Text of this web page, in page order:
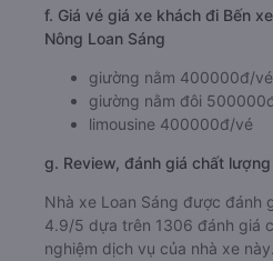
f. Giá vé giá xe khách đi Bến
Nông Loan Sáng
giường nằm 400000đ/vé
giường nằm đôi
limousine 400000đ/vé
g. Review, đánh giá chất
Nhà xe Loan Sáng được đánh
4.9/5 dựa trên 1306 đánh giá
nghiệm dịch vụ của nhà xe này.